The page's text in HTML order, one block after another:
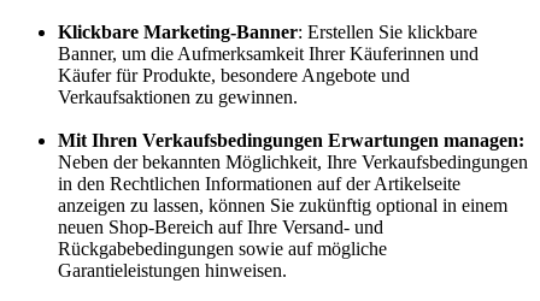
Klickbare Marketing-Banner: Erstellen Sie klickbare
Banner, um die Aufmerksamkeit Ihrer Käuferinnen und
Käufer für Produkte, besondere Angebote und
Verkaufsaktionen zu gewinnen.
Mit Ihren Verkaufsbedingungen Erwartungen managen:
Neben der bekannten Möglichkeit, Ihre Verkaufsbedingungen
in den Rechtlichen Informationen auf der Artikelseite
anzeigen zu lassen, können Sie zukünftig optional in einem
neuen Shop-Bereich auf Ihre Versand- und
Rückgabebedingungen sowie auf mögliche
Garantieleistungen hinweisen.